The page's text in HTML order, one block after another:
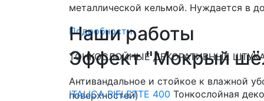
металлической кельмой. Нуждается в
Подробности
Эффект "Мокрый
Антивандальное и стойкое к влажной
поверхностей)
Наши работы
ТОНКОСЛОЙНЫЕ ДЕКОРАТИВНЫЕ
ITALICA RIFLETTE 400 Тонкослойная